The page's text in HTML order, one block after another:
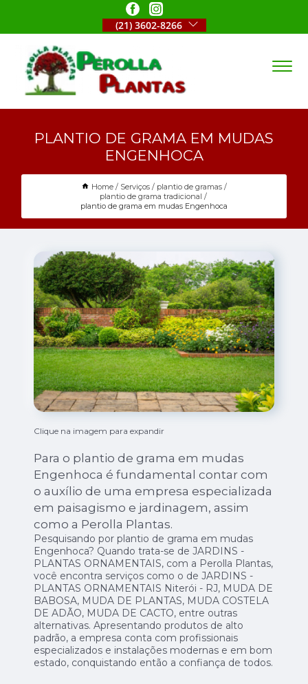
(21) 3602-8266
PLANTIO DE GRAMA EM MUDAS
ENGENHOCA
Home Serviços
plantio de gramas
plantio de grama tradicional
plantio de grama em mudas Engenhoca
Clique na imagem para expandir
Para o plantio de grama em mudas
Engenhoca é fundamental contar com
o auxílio de uma empresa especializada
em paisagismo e jardinagem, assim
como a Perolla Plantas.
Pesquisando por plantio de grama em mudas
Engenhoca? Quando trata-se de JARDINS -
PLANTAS ORNAMENTAIS, com a Perolla Plantas,
você encontra serviços como o de JARDINS -
PLANTAS ORNAMENTAIS Niterói - RJ, MUDA DE
BABOSA, MUDA DE PLANTAS, MUDA COSTELA
DE ADÃO, MUDA DE CACTO, entre outras
alternativas. Apresentando produtos de alto
padrão, a empresa conta com profissionais
especializados e instalações modernas e em bom
estado, conquistando então a confiança de todos.